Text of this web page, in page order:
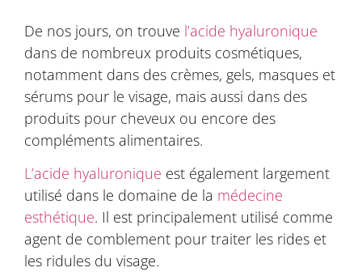
De nos jours, on trouve l’acide hyaluronique
dans de nombreux produits cosmétiques,
notamment dans des crèmes, gels, masques et
sérums pour le visage, mais aussi dans des
produits pour cheveux ou encore des
compléments alimentaires.
L’acide hyaluronique est également largement
utilisé dans le domaine de la médecine
esthétique. Il est principalement utilisé comme
agent de comblement pour traiter les rides et
les ridules du visage.